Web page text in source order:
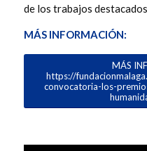
de los trabajos
MÁS INFORMACIÓN:
MÁS
https://
convocatoria-los-